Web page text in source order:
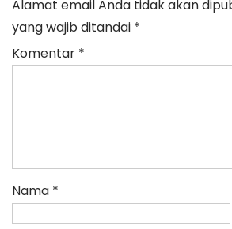
Alamat email Anda tidak akan
yang wajib ditandai *
Komentar *
Nama *